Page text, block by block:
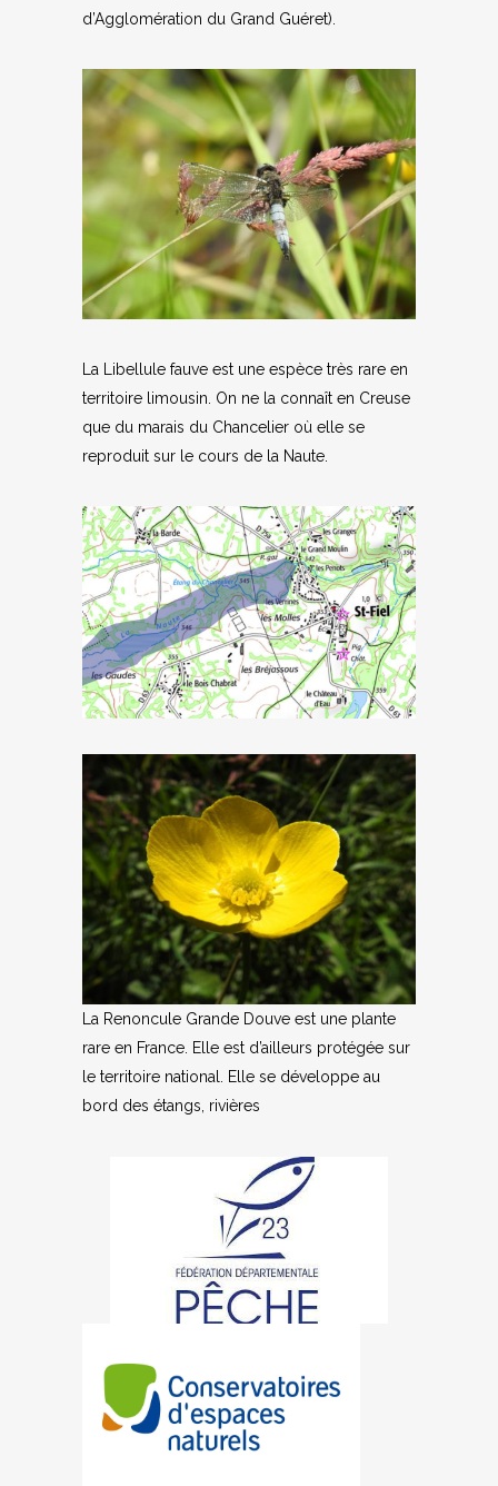
d’Agglomération du Grand Guéret).
La Libellule fauve est une espèce très rare en
territoire limousin. On ne la connaît en Creuse
que du marais du Chancelier où elle se
reproduit sur le cours de la Naute.
La Renoncule Grande Douve est une plante
rare en France. Elle est d’ailleurs protégée sur
le territoire national. Elle se développe au
bord des étangs, rivières